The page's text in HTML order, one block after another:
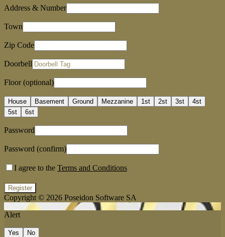
Address & Number
Town
Zip Code
Doorbell
Floor (optional)
House Basement Ground Mezzanine 1st 2st 3st
4st
5st
6st
Password
Password (confirm)
I agree to the Terms and Conditions
Register
Copyright © 2026 Poseidon Software SA
Alert
Yes No